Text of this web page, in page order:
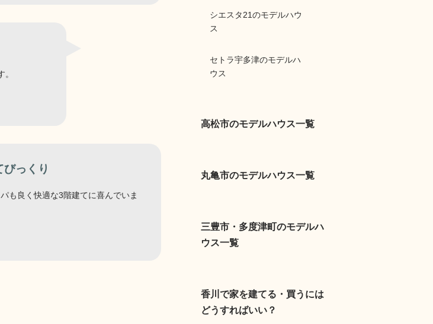
っくり
も良く快適な3階建てに喜んでいま
シエスタ21のモデルハウ
ス
セトラ宇多津のモデルハ
ウス
高松市のモデルハウス一覧
丸亀市のモデルハウス一覧
三豊市・多度津町のモデルハ
ウス一覧
香川で家を建てる・買うには
どうすればいい？